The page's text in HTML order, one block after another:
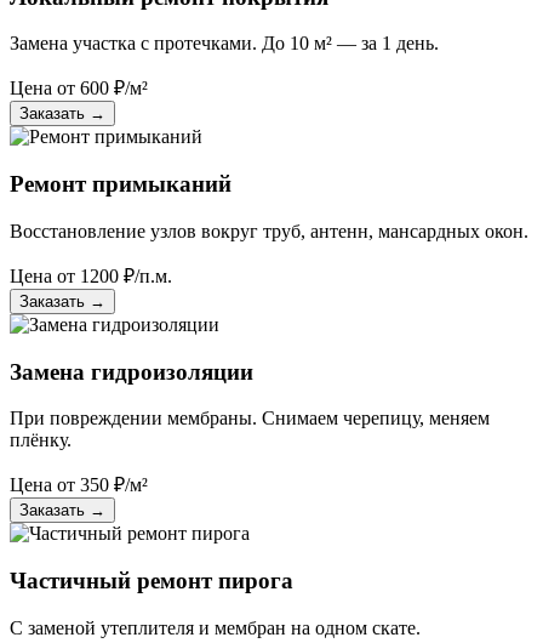
Замена участка с протечками. До 10 м² — за 1 день.
Цена от 600 ₽/м²
Заказать →
Ремонт примыканий
Восстановление узлов вокруг труб, антенн, мансардных окон.
Цена от 1200 ₽/п.м.
Заказать →
Замена гидроизоляции
При повреждении мембраны. Снимаем черепицу, меняем
плёнку.
Цена от 350 ₽/м²
Заказать →
Частичный ремонт пирога
С заменой утеплителя и мембран на одном скате.